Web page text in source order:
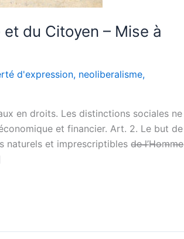
du Citoyen – Mise à
d'expression, neoliberalisme,
en droits. Les distinctions sociales ne
et financier. Art. 2. Le but de
et imprescriptibles d̶e̶ ̶l̶’̶H̶o̶m̶m̶e̶